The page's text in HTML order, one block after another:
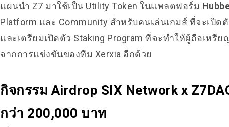
แผนนำ Z7 มาใช้เป็น Utility Token ในแพลตฟอร์ม
Platform และ Community สำหรับคนเล่นเกมส์ ที่จะเปิด
และเตรียมเปิดตัว Staking Program ที่จะทำให้ผู้ถือเหรีย
จากการแข่งขันของทีม Xerxia อีกด้วย
กิจกรรม Airdrop SIX Network x
กว่า 200,000 บาท